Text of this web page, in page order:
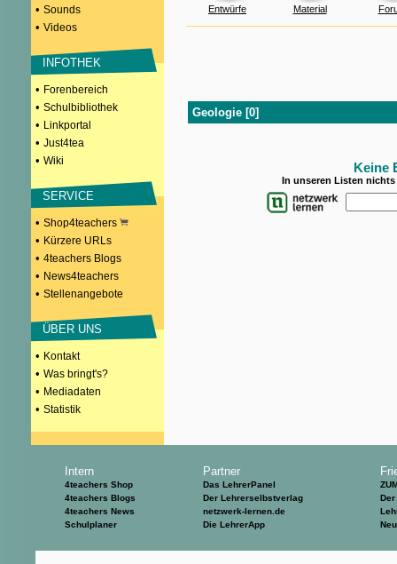
• Sounds
• Videos
INFOTHEK
• Forenbereich
• Schulbibliothek
• Linkportal
• Just4tea
• Wiki
SERVICE
• Shop4teachers
• Kürzere URLs
• 4teachers Blogs
• News4teachers
• Stellenangebote
ÜBER UNS
• Kontakt
• Was bringt's?
• Mediadaten
• Statistik
Entwürfe Material
Geologie [0]
Keine
In unseren Listen
Intern
4teachers Shop
4teachers Blogs
4teachers News
Schulplaner
Partner
Das LehrerPanel
Der Lehrerselbstverlag
netzwerk-lernen.de
Die LehrerApp